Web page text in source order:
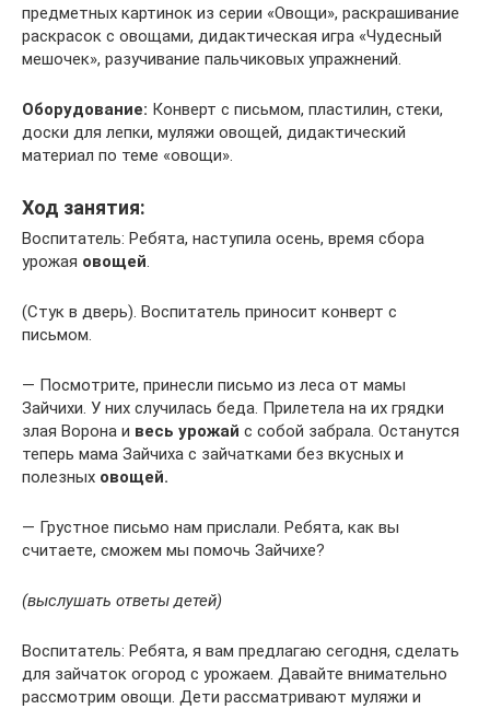
предметных картинок из серии «Овощи», раскрашивание
раскрасок с овощами, дидактическая игра «Чудесный
мешочек», разучивание пальчиковых упражнений.
Оборудование: Конверт с письмом, пластилин, стеки,
доски для лепки, муляжи овощей, дидактический
материал по теме «овощи».
Ход занятия:
Воспитатель: Ребята, наступила осень, время сбора
урожая овощей.
(Стук в дверь). Воспитатель приносит конверт с
письмом.
— Посмотрите, принесли письмо из леса от мамы
Зайчихи. У них случилась беда. Прилетела на их грядки
злая Ворона и весь урожай с собой забрала. Останутся
теперь мама Зайчиха с зайчатками без вкусных и
полезных овощей.
— Грустное письмо нам прислали. Ребята, как вы
считаете, сможем мы помочь Зайчихе?
(выслушать ответы детей)
Воспитатель: Ребята, я вам предлагаю сегодня, сделать
для зайчаток огород с урожаем. Давайте внимательно
рассмотрим овощи. Дети рассматривают муляжи и